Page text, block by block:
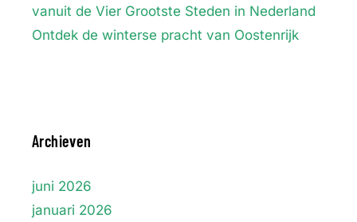
vanuit de Vier Grootste Steden in Nederland
Ontdek de winterse pracht van Oostenrijk
Archieven
juni 2026
januari 2026